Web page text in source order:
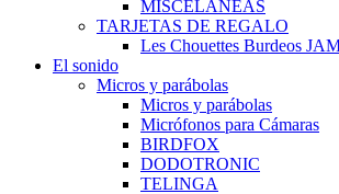
MISCELÁNEAS
TARJETAS DE REGALO
Les Chouettes Burdeos
El sonido
Micros y parábolas
Micros y parábolas
Micrófonos para Cámaras
BIRDFOX
DODOTRONIC
TELINGA